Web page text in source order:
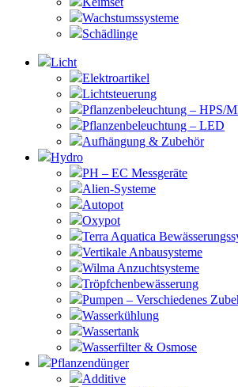
Wachstumssysteme
Schädlinge
Licht
Elektroartikel
Lichtsteuerung
Pflanzenbeleuchtung – HPS/
Pflanzenbeleuchtung – LED
Aufhängung & Zubehör
Hydro
PH – EC Messgeräte
Alien-Systeme
Autopot
Oxypot
Terra Aquatica
Vertikale Anbausysteme
Wilma Anzuchtsysteme
Tröpfchenbewässerung
Pumpen – Verschiedenes
Wasserkühlung
Wassertank
Wasserfilter & Osmose
Pflanzendünger
Additive